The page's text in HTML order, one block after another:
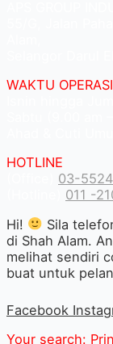
WAKTU OPERASI
HOTLINE
03-
011 -
Hi!
Sila
di Shah Alam.
melihat sendiri
buat untuk
Facebook
Your search: